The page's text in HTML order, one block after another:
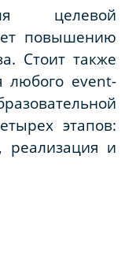
целевой
повышению
Стоит также
любого event-
этапов:
реализация и